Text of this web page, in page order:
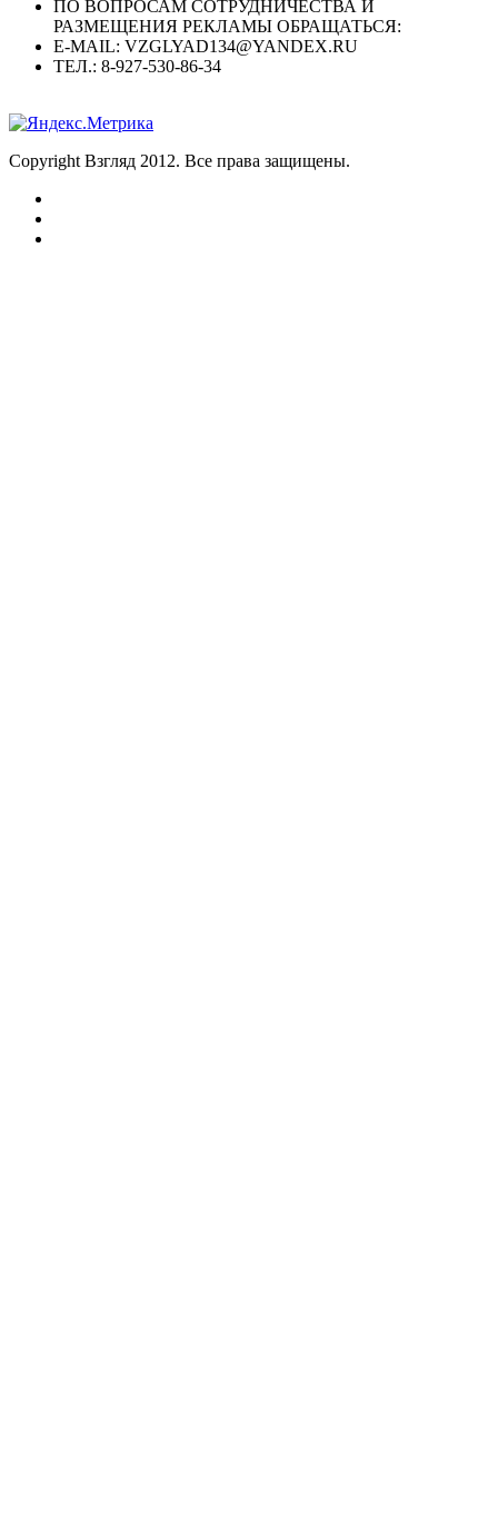
ПО ВОПРОСАМ СОТРУДНИЧЕСТВА И
РАЗМЕЩЕНИЯ РЕКЛАМЫ ОБРАЩАТЬСЯ:
E-MAIL: VZGLYAD134@YANDEX.RU
ТЕЛ.: 8-927-530-86-34
Copyright Взгляд 2012. Все права защищены.